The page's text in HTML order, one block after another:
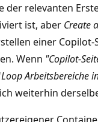
relevanten
ist, aber Create
einer Copilot-
Wenn "Copilot-
Loop Arbeitsbereiche
weiterhin